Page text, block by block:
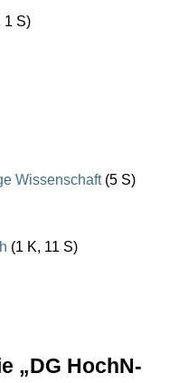
1 S)
Wissenschaft (5 S)
(1 K, 11 S)
„DG HochN-